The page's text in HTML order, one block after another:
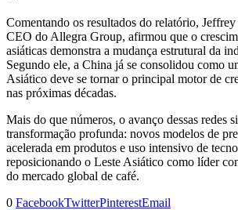
Comentando os resultados do relatório,
CEO do Allegra Group, afirmou que o
asiáticas demonstra a mudança estrutural da
Segundo ele, a China já se consolidou como
Asiático deve se tornar o principal motor de
nas próximas décadas.
Mais do que números, o avanço dessas redes
transformação profunda: novos modelos de
acelerada em produtos e uso intensivo de
reposicionando o Leste Asiático como líder
do mercado global de café.
0 FacebookTwitterPinterestEmail